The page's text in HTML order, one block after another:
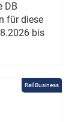
DB
für diese
bis
Rail Business